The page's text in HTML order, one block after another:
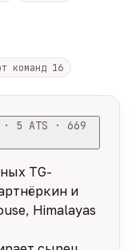
команд 16
· 5 ATS · 669
TG-
и
Himalayas